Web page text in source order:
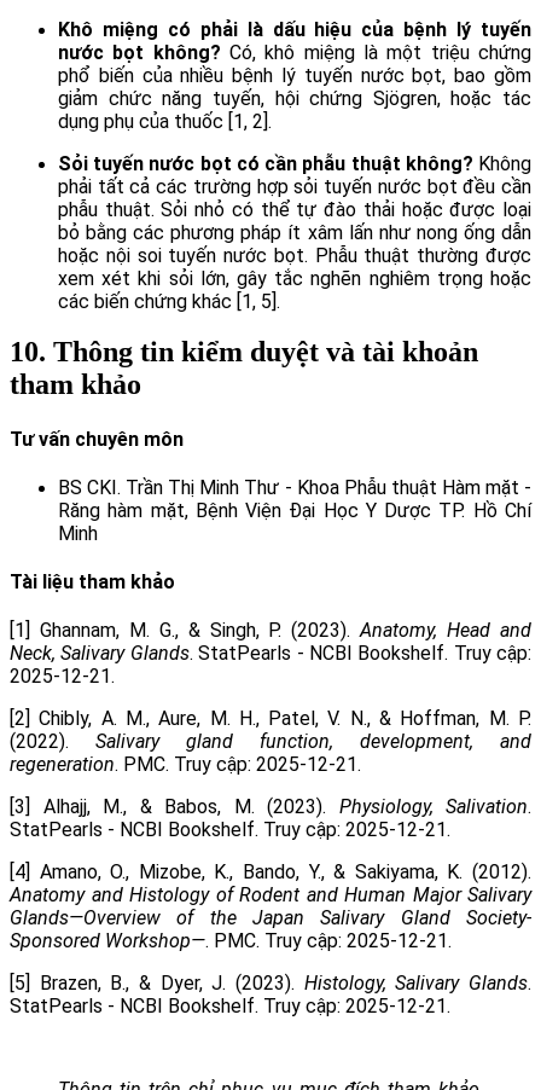
Khô miệng có phải là dấu hiệu của bệnh lý tuyến
nước bọt không? Có, khô miệng là một triệu chứng
phổ biến của nhiều bệnh lý tuyến nước bọt, bao gồm
giảm chức năng tuyến, hội chứng Sjögren, hoặc tác
dụng phụ của thuốc [1, 2].
Sỏi tuyến nước bọt có cần phẫu thuật không? Không
phải tất cả các trường hợp sỏi tuyến nước bọt đều cần
phẫu thuật. Sỏi nhỏ có thể tự đào thải hoặc được loại
bỏ bằng các phương pháp ít xâm lấn như nong ống dẫn
hoặc nội soi tuyến nước bọt. Phẫu thuật thường được
xem xét khi sỏi lớn, gây tắc nghẽn nghiêm trọng hoặc
các biến chứng khác [1, 5].
10. Thông tin kiểm duyệt và tài khoản
tham khảo
Tư vấn chuyên môn
BS CKI. Trần Thị Minh Thư - Khoa Phẫu thuật Hàm mặt -
Răng hàm mặt, Bệnh Viện Đại Học Y Dược TP. Hồ Chí
Minh
Tài liệu tham khảo
[1] Ghannam, M. G., & Singh, P. (2023).Anatomy, Head and
Neck, Salivary Glands. StatPearls - NCBI Bookshelf. Truy cập:
2025-12-21.
[2] Chibly, A. M., Aure, M. H., Patel, V. N., & Hoffman, M. P.
(2022). Salivary gland function, development, and
regeneration. PMC. Truy cập: 2025-12-21.
[3] Alhajj, M., & Babos, M. (2023). Physiology, Salivation.
StatPearls - NCBI Bookshelf. Truy cập: 2025-12-21.
[4] Amano, O., Mizobe, K., Bando, Y., & Sakiyama, K. (2012).
Anatomy and Histology of Rodent and Human Major Salivary
Glands—Overview of the Japan Salivary Gland Society-
Sponsored Workshop—. PMC. Truy cập: 2025-12-21.
[5] Brazen, B., & Dyer, J. (2023). Histology, Salivary Glands.
StatPearls - NCBI Bookshelf. Truy cập: 2025-12-21.